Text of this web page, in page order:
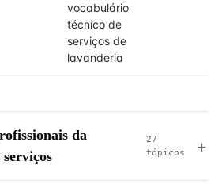
vocabulário
técnico de
serviços de
lavanderia
da
27
tópicos